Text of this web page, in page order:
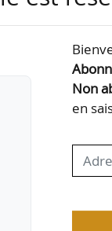
de 500 m
de-
Non
en